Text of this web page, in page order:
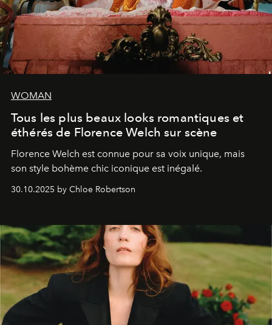
WOMAN
Tous les plus beaux looks romantiques et
éthérés de Florence Welch sur scène
Florence Welch est connue pour sa voix unique, mais
son style bohème chic iconique est inégalé.
30.10.2025 by Chloe Robertson